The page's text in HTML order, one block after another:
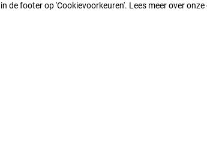
footer op 'Cookievoorkeuren'. Lees meer over onze